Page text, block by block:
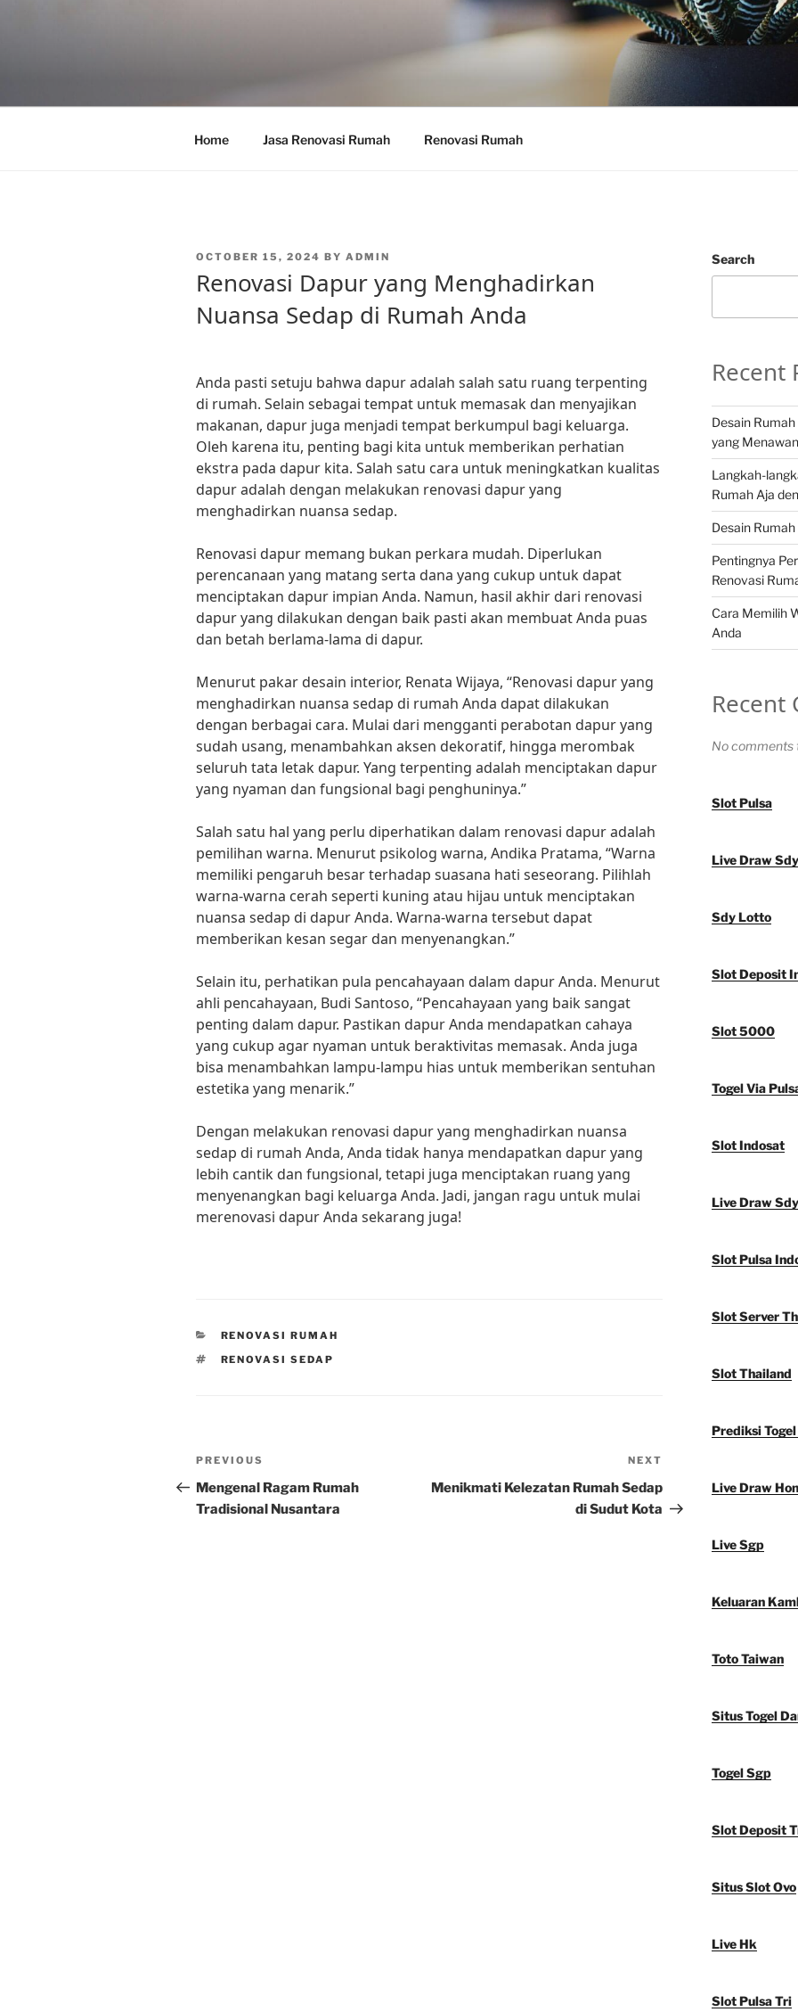
Home Jasa Renovasi Rumah Renovasi Rumah
POSTED
OCTOBER 15, 2024 BY ADMIN
Renovasi Dapur yang Menghadirkan
Nuansa Sedap di Rumah Anda
Anda pasti setuju bahwa dapur adalah salah satu ruang terpenting
di rumah. Selain sebagai tempat untuk memasak dan menyajikan
makanan, dapur juga menjadi tempat berkumpul bagi keluarga.
Oleh karena itu, penting bagi kita untuk memberikan perhatian
ekstra pada dapur kita. Salah satu cara untuk meningkatkan kualitas
dapur adalah dengan melakukan renovasi dapur yang
menghadirkan nuansa sedap.
Renovasi dapur memang bukan perkara mudah. Diperlukan
perencanaan yang matang serta dana yang cukup untuk dapat
menciptakan dapur impian Anda. Namun, hasil akhir dari renovasi
dapur yang dilakukan dengan baik pasti akan membuat Anda puas
dan betah berlama-lama di dapur.
Menurut pakar desain interior, Renata Wijaya, “Renovasi dapur yang
menghadirkan nuansa sedap di rumah Anda dapat dilakukan
dengan berbagai cara. Mulai dari mengganti perabotan dapur yang
sudah usang, menambahkan aksen dekoratif, hingga merombak
seluruh tata letak dapur. Yang terpenting adalah menciptakan dapur
yang nyaman dan fungsional bagi penghuninya.”
Salah satu hal yang perlu diperhatikan dalam renovasi dapur adalah
pemilihan warna. Menurut psikolog warna, Andika Pratama, “Warna
memiliki pengaruh besar terhadap suasana hati seseorang. Pilihlah
warna-warna cerah seperti kuning atau hijau untuk menciptakan
nuansa sedap di dapur Anda. Warna-warna tersebut dapat
memberikan kesan segar dan menyenangkan.”
Selain itu, perhatikan pula pencahayaan dalam dapur Anda. Menurut
ahli pencahayaan, Budi Santoso, “Pencahayaan yang baik sangat
penting dalam dapur. Pastikan dapur Anda mendapatkan cahaya
yang cukup agar nyaman untuk beraktivitas memasak. Anda juga
bisa menambahkan lampu-lampu hias untuk memberikan sentuhan
estetika yang menarik.”
Dengan melakukan renovasi dapur yang menghadirkan nuansa
sedap di rumah Anda, Anda tidak hanya mendapatkan dapur yang
lebih cantik dan fungsional, tetapi juga menciptakan ruang yang
menyenangkan bagi keluarga Anda. Jadi, jangan ragu untuk mulai
merenovasi dapur Anda sekarang juga!
CATEGORIES
RENOVASI RUMAH
TAGS
RENOVASI SEDAP
Post
navigation
Previous
Post
PREVIOUS
Mengenal Ragam Rumah
Tradisional Nusantara
Post
NEXT
Menikmati Kelezatan Rumah Sedap
di Sudut Kota
Search
Recent
Desain
yang Menawan
Langkah-
Rumah Aja
Desain
Pentingnya
Renovasi
Cara Memilih
Anda
Recent
No comments
Slot Pulsa
Live Draw Sdy
Sdy Lotto
Slot Deposit
Slot 5000
Togel Via
Slot Indosat
Live Draw Sdy
Slot Pulsa
Slot Server
Slot Thailand
Prediksi
Live Draw
Live Sgp
Keluaran
Toto Taiwan
Situs Togel
Togel Sgp
Slot Deposit
Situs Slot Ovo
Live Hk
Slot Pulsa Tri